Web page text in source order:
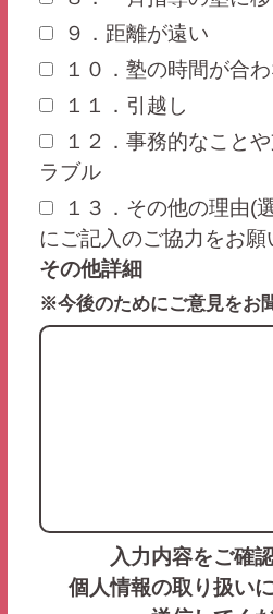
９．距離が遠い
１０．塾の時間が合
１１．引越し
１２．事務的なこと
ラブル
１３．その他の理由(
にご記入のご協力をお願
その他詳細
※今後のためにご意見をお
入力内容をご確
個人情報の取り扱い